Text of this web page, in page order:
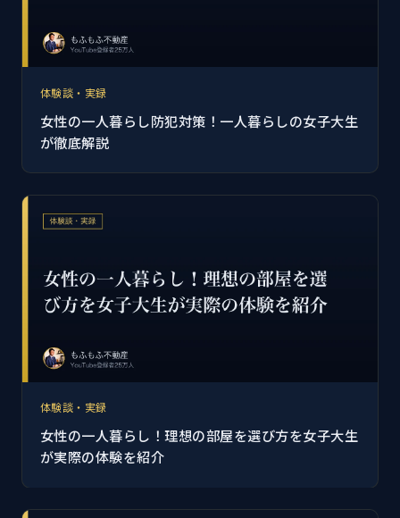
体験談・実録
女性の一人暮らし防犯対策！一人暮らしの女子大生
が徹底解説
体験談・実録
女性の一人暮らし！理想の部屋を選び方を女子大生
が実際の体験を紹介